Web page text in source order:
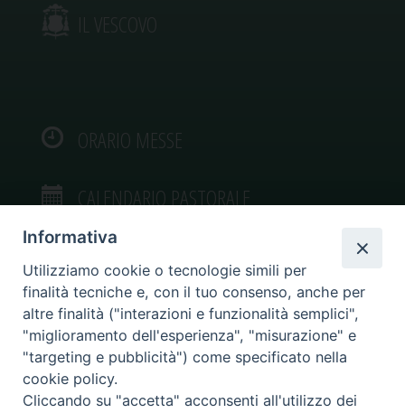
IL VESCOVO
ORARIO MESSE
CALENDARIO PASTORALE
VIDEOGALLERY
PHOTOGALLERY
Informativa
Utilizziamo cookie o tecnologie simili per
finalità tecniche e, con il tuo consenso, anche per
altre finalità ("interazioni e funzionalità semplici",
"miglioramento dell'esperienza", "misurazione" e
"targeting e pubblicità") come specificato nella
cookie policy.
Cliccando su "accetta" acconsenti all'utilizzo dei